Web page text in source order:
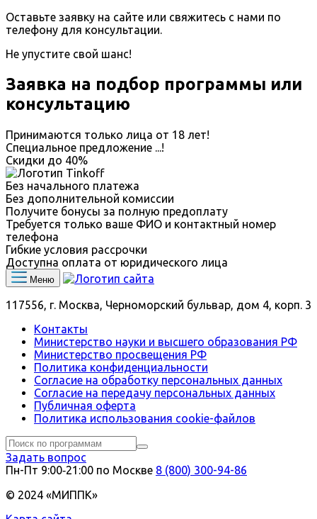
Оставьте заявку на сайте или свяжитесь с нами по
телефону для консультации.
Не упустите свой шанс!
Заявка на подбор программы или
консультацию
Принимаются только лица от 18 лет!
Специальное предложение
!
Скидки до 40%
Без начального платежа
Без дополнительной комиссии
Получите бонусы за полную предоплату
Требуется только ваше ФИО и контактный номер
телефона
Гибкие условия рассрочки
Доступна оплата от юридического лица
Меню
117556, г. Москва, Черноморский бульвар, дом 4, корп. 3
Контакты
Министерство науки и высшего образования РФ
Министерство просвещения РФ
Политика конфиденциальности
Согласие на обработку персональных данных
Согласие на передачу персональных данных
Публичная оферта
Политика использования сookie-файлов
Задать вопрос
Пн-Пт 9:00‑21:00 по Москве 8 (800) 300-94-86
© 2024 «МИППК»